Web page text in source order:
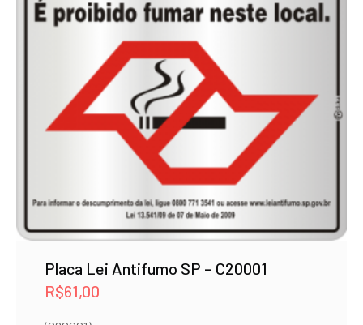
Placa Lei Antifumo SP – C20001
R$61,00